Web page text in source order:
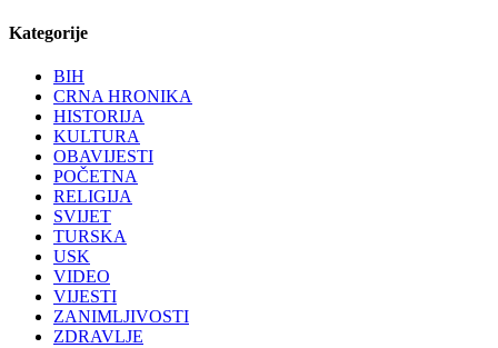
Kategorije
BIH
CRNA HRONIKA
HISTORIJA
KULTURA
OBAVIJESTI
POČETNA
RELIGIJA
SVIJET
TURSKA
USK
VIDEO
VIJESTI
ZANIMLJIVOSTI
ZDRAVLJE